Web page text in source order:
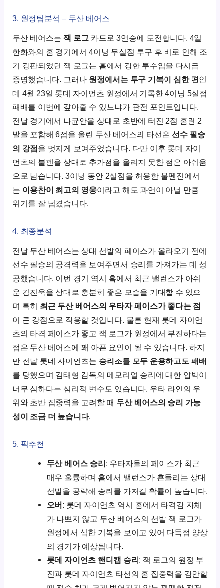
3. 원정팀분석 – 두산 베어스
두산 베어스는 잭 로그 카드로 3연승에 도전합니다. 4일
한화와의 홈 경기에서 4이닝 무실점 투구 후 비로 인해 조
기 강판되었던 잭 로그는 홈에서 강한 투수임을 다시금
증명했습니다. 그러나 원정에서는 투구 기복이 심한 편인
데 4월 23일 롯데 자이언츠 원정에서 기록한 4이닝 5실점
패배를 이번에 갚아줄 수 있느냐가 관전 포인트입니다.
전날 경기에서 나균안을 상대로 초반에 터진 2점 홈런 2
발을 포함해 6점을 올린 두산 베어스의 타선은선수 필승
의 강점을 멋지게 보여주었습니다. 다만 이후 롯데 자이
언츠의 불펜을 상대로 추가점을 올리지 못한 점은 아쉬움
으로 남습니다. 3이닝 동안 2실점을 허용한 불펜진에서
는 이용찬이 최고의 영웅이라고 해도 과언이 아닐 만큼
위기를 잘 넘겼습니다.
4. 최종분석
전날 두산 베어스는 상대 선발의 페이스가 올라오기 전에
선수 필승의 공격력을 보여주면서 승리를 가져가는 데 성
공했습니다. 이번 경기 역시 홈에서 최근 밸런스가 아쉬
운 김진욱을 상대로 충분히 좋은 모습을 기대할 수 있으
며 특히 최근 두산 베어스의 우타자 페이스가 좋다는 점
이 큰 강점으로 작용할 것입니다. 물론 현재 롯데 자이언
츠의 타격 페이스가 좋고 잭 로그가 원정에서 부진하다는
점은 두산 베어스에 꽤 아픈 요인이 될 수 있습니다. 하지
만 전날 롯데 자이언츠는 승리조를 모두 운용하고도 패배
를 당했으며 김태형 감독의 메모리얼 승리에 대한 압박이
너무 심하다는 심리적 변수도 있습니다. 우타 라인의 우
위와 초반 집중력을 고려할 때 두산 베어스의 승리 가능
성이 조금 더 높습니다.
5. 픽추천
두산 베어스 승리: 우타자들의 페이스가 최근
매우 훌륭하며 홈에서 밸런스가 흔들리는 상대
선발을 공략해 승리를 가져갈 확률이 높습니다.
오버: 롯데 자이언츠 역시 홈에서 타격감 자체
가 나쁘지 않고 두산 베어스의 선발 잭 로그가
원정에서 심한 기복을 보이고 있어 다득점 양상
의 경기가 예상됩니다.
롯데 자이언츠 핸디캡 승리: 잭 로그의 원정 부
진과 롯데 자이언츠 타선의 홈 집중력을 감안할